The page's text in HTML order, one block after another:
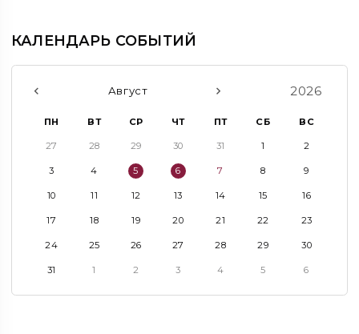
КАЛЕНДАРЬ СОБЫТИЙ
Август 2026
ПН ВТ СР ЧТ ПТ СБ ВС
27 28 29 30 31 1 2
3 4 5 6 7 8 9
10 11 12 13 14 15 16
17 18 19 20 21 22 23
24 25 26 27 28 29 30
31 1 2 3 4 5 6